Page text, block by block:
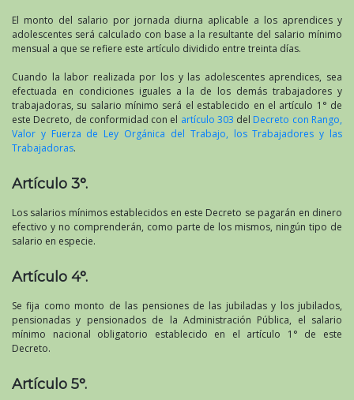
El monto del salario por jornada diurna aplicable a los aprendices y
adolescentes será calculado con base a la resultante del salario mínimo
mensual a que se refiere este artículo dividido entre treinta días.
Cuando la labor realizada por los y las adolescentes aprendices, sea
efectuada en condiciones iguales a la de los demás trabajadores y
trabajadoras, su salario mínimo será el establecido en el artículo 1° de
este Decreto, de conformidad con el artículo 303 del Decreto con Rango,
Valor y Fuerza de Ley Orgánica del Trabajo, los Trabajadores y las
Trabajadoras.
Artículo 3°.
Los salarios mínimos establecidos en este Decreto se pagarán en dinero
efectivo y no comprenderán, como parte de los mismos, ningún tipo de
salario en especie.
Artículo 4°.
Se fija como monto de las pensiones de las jubiladas y los jubilados,
pensionadas y pensionados de la Administración Pública, el salario
mínimo nacional obligatorio establecido en el artículo 1° de este
Decreto.
Artículo 5°.